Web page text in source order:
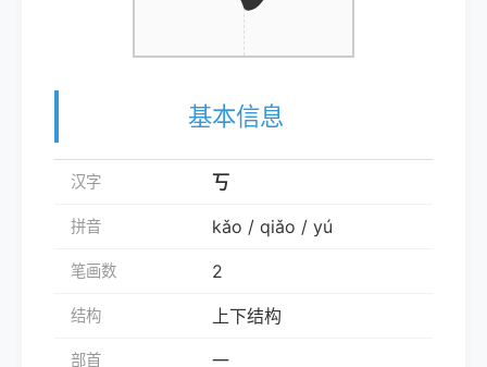
基本信息
汉字 丂
拼音 kǎo / qiǎo / yú
笔画数 2
结构 上下结构
部首 一